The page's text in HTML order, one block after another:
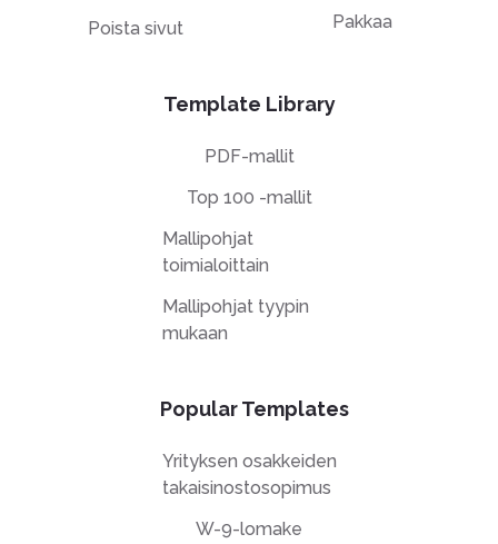
Poista sivut
Pakkaa
Template Library
PDF-mallit
Top 100 -mallit
Mallipohjat
toimialoittain
Mallipohjat tyypin
mukaan
Popular Templates
Yrityksen osakkeiden
takaisinostosopimus
W-9-lomake